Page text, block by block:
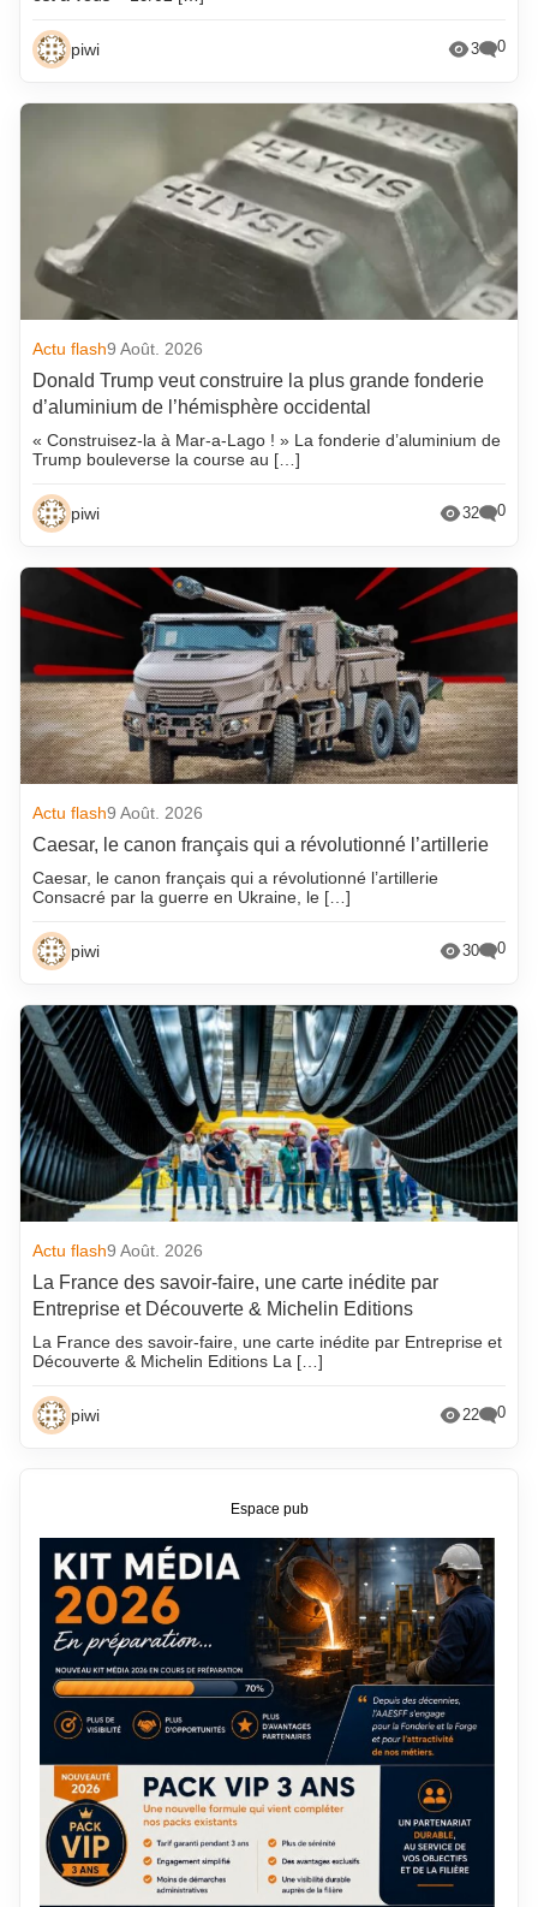
piwi 3 0
Actu flash9 Août. 2026
Donald Trump veut construire la plus grande fonderie
d’aluminium de l’hémisphère occidental
« Construisez-la à Mar-a-Lago ! » La fonderie d’aluminium de
Trump bouleverse la course au […]
piwi 32 0
Actu flash9 Août. 2026
Caesar, le canon français qui a révolutionné l’artillerie
Caesar, le canon français qui a révolutionné l’artillerie
Consacré par la guerre en Ukraine, le […]
piwi 30 0
Actu flash9 Août. 2026
La France des savoir-faire, une carte inédite par
Entreprise et Découverte & Michelin Editions
La France des savoir-faire, une carte inédite par Entreprise et
Découverte & Michelin Editions La […]
piwi 22 0
Espace pub